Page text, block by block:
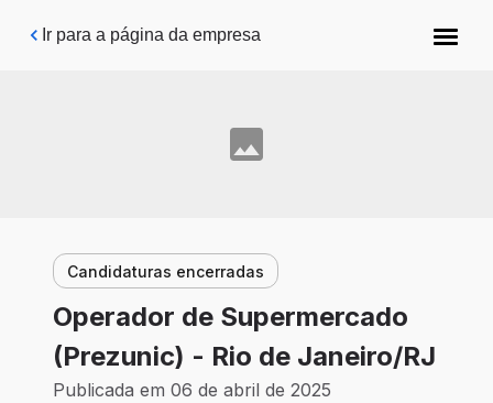
Pular para o conteúdo principal
Ir para a página da empresa
Candidaturas encerradas
Operador de Supermercado
(Prezunic) - Rio de Janeiro/RJ
Publicada em 06 de abril de 2025